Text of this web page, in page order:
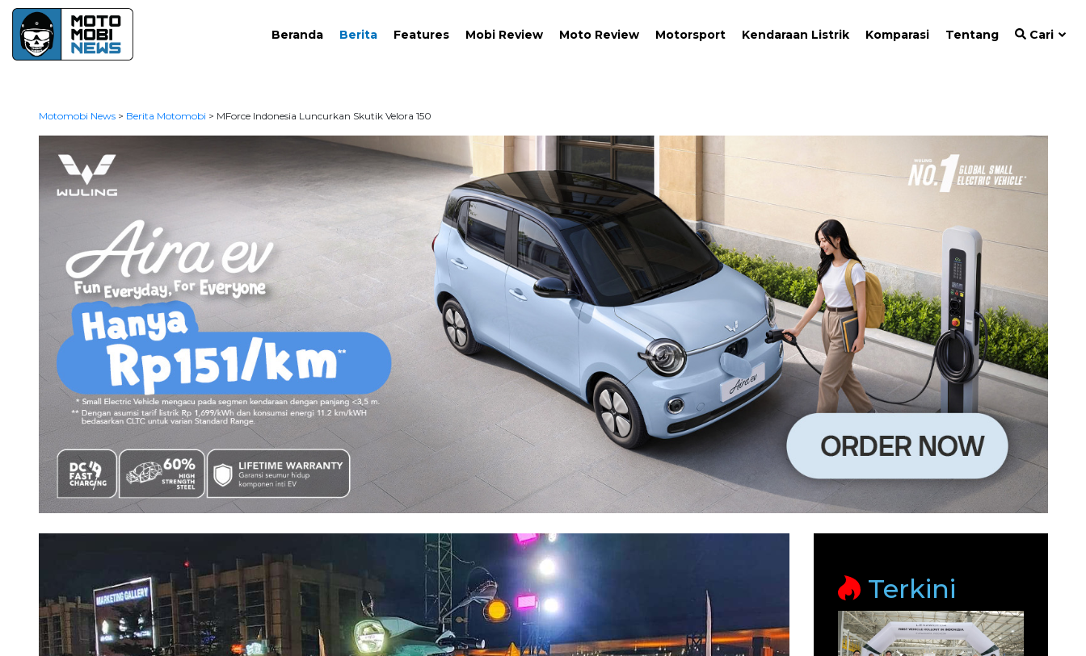
Beranda Berita Features Mobi Review Moto Review Motorsport Kendaraan Listrik Komparasi Tentang Cari
Motomobi News> Berita Motomobi > MForce Indonesia Luncurkan Skutik Velora 150
Terkini